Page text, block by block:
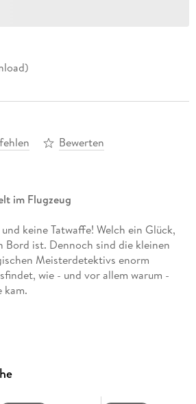
Bewerten
im Flugzeug
keine Tatwaffe! Welch ein Glück,
Bord ist. Dennoch sind die kleinen
Meisterdetektivs enorm
wie - und vor allem warum -
kam.